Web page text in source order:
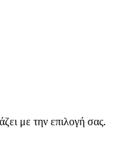
με την επιλογή σας.